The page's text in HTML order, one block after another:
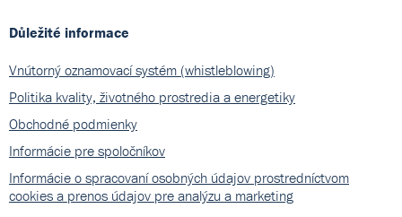
Důležité informace
Vnútorný oznamovací systém (whistleblowing)
Politika kvality, životného prostredia a energetiky
Obchodné podmienky
Informácie pre spoločníkov
Informácie o spracovaní osobných údajov prostredníctvom
cookies a prenos údajov pre analýzu a marketing